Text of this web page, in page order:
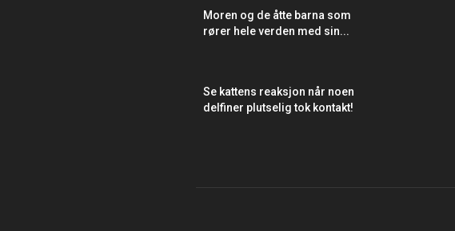
Moren og de åtte barna som
rører hele verden med sin...
Se kattens reaksjon når noen
delfiner plutselig tok kontakt!